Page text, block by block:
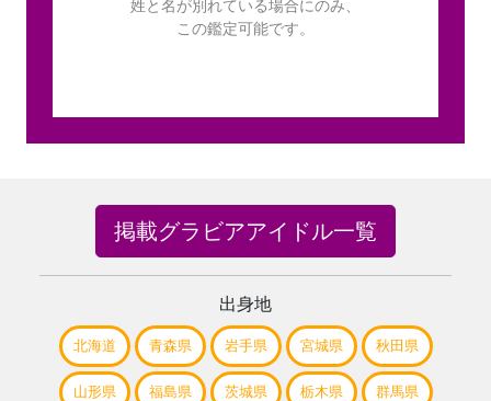
姓と名が別れている場合にのみ、
この鑑定可能です。
掲載グラビアアイドル一覧
出身地
北海道 青森県 岩手県 宮城県 秋田県
山形県 福島県 茨城県 栃木県 群馬県